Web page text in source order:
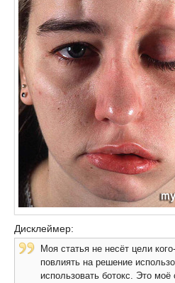
Дисклеймер:
Моя статья не несёт цели
повлиять на решение
использовать ботокс. Это моё